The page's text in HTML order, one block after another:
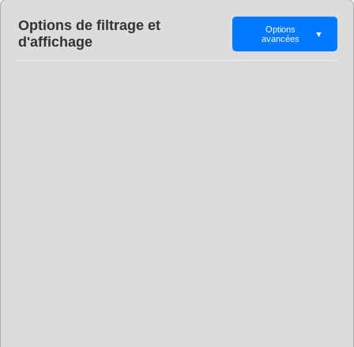
Options de filtrage et
d'affichage
Options
avancées
▼